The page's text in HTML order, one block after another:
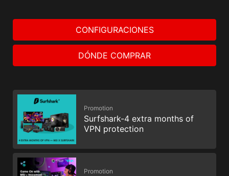
CONFIGURACIONES
DÓNDE COMPRAR
Promotion
Surfshark-4 extra months of
VPN protection
Promotion